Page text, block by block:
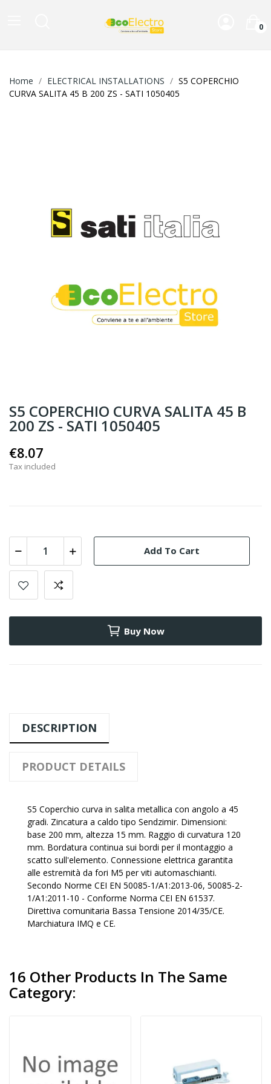
0
Home ELECTRICAL INSTALLATIONS
S5 COPERCHIO
CURVA SALITA 45 B 200 ZS - SATI 1050405
S5 COPERCHIO CURVA SALITA 45 B
200 ZS - SATI 1050405
€8.07
Tax included
Add To Cart
Buy Now
DESCRIPTION
PRODUCT DETAILS
S5 Coperchio curva in salita metallica con angolo a 45
gradi. Zincatura a caldo tipo Sendzimir. Dimensioni:
base 200 mm, altezza 15 mm. Raggio di curvatura 120
mm. Bordatura continua sui bordi per il montaggio a
scatto sull'elemento. Connessione elettrica garantita
alle estremità da fori M5 per viti automaschianti.
Secondo Norme CEI EN 50085-1/A1:2013-06, 50085-2-
1/A1:2011-10 - Conforme Norma CEI EN 61537.
Direttiva comunitaria Bassa Tensione 2014/35/CE.
Marchiatura IMQ e CE.
16 Other Products In The Same
Category: